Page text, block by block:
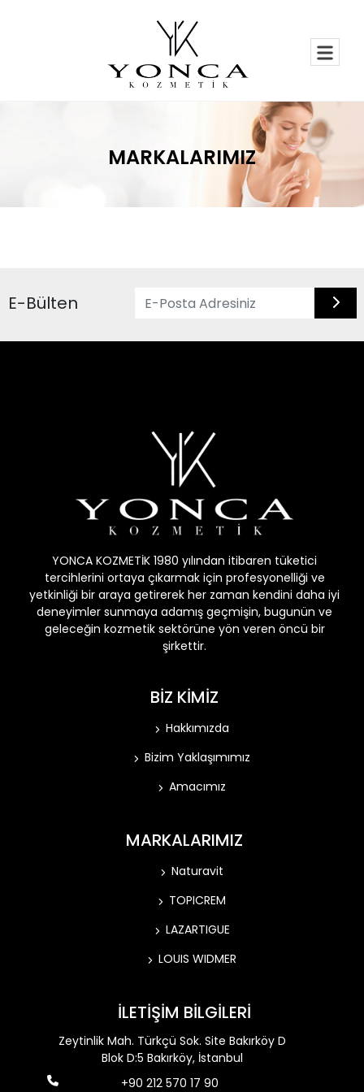
MARKALARIMIZ
E-Bülten
YONCA KOZMETİK 1980 yılından itibaren tüketici
tercihlerini ortaya çıkarmak için profesyonelliği ve
yetkinliği bir araya getirerek her zaman kendini daha iyi
deneyimler sunmaya adamış geçmişin, bugunün ve
geleceğin kozmetik sektörüne yön veren öncü bir
şirkettir.
BİZ KİMİZ
Hakkımızda
Bizim Yaklaşımımız
Amacımız
MARKALARIMIZ
Naturavit
TOPICREM
LAZARTIGUE
LOUIS WIDMER
İLETİŞİM BİLGİLERİ
Zeytinlik Mah. Türkçü Sok. Site Bakırköy D
Blok D:5 Bakırköy, İstanbul
+90 212 570 17 90